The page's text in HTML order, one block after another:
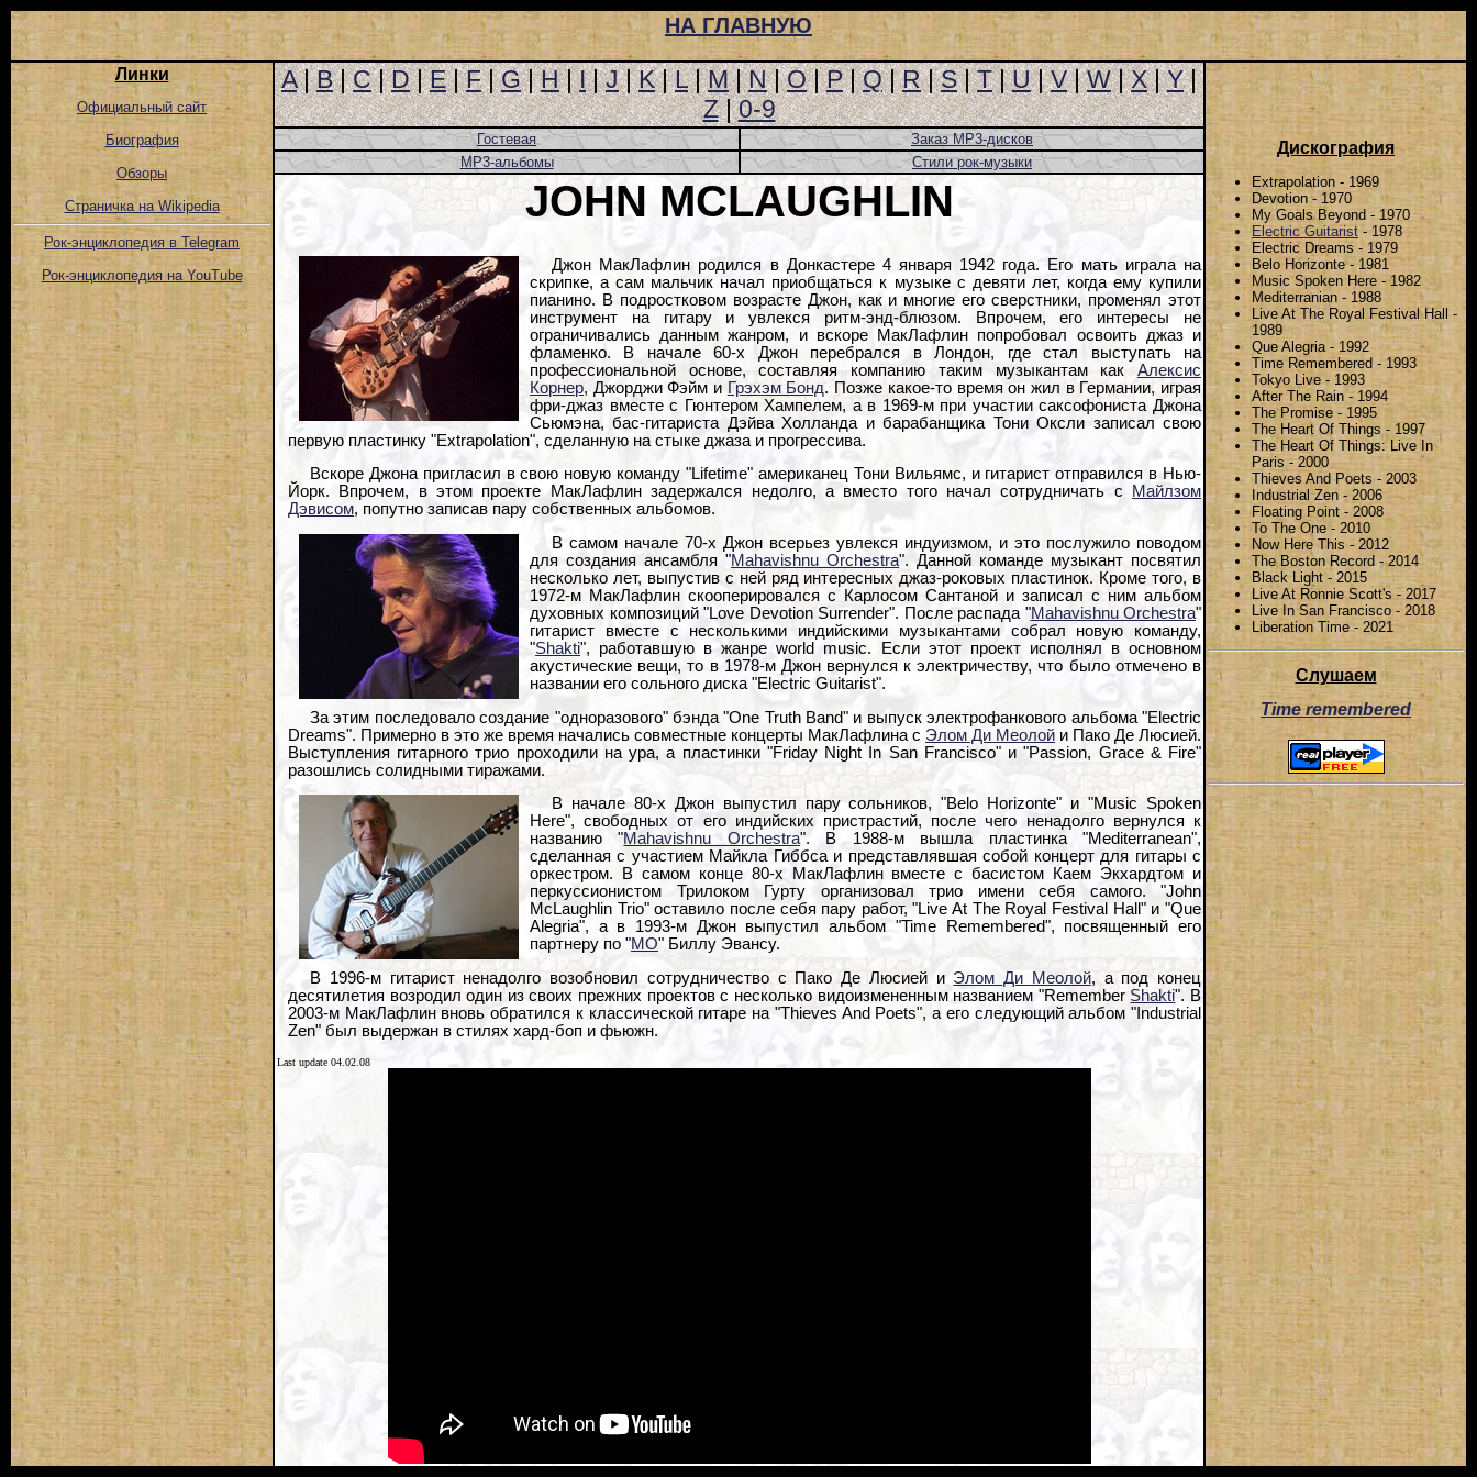
НА ГЛАВНУЮ
Линки
Официальный сайт
Биография
Обзоры
Страничка на Wikipedia
Рок-энциклопедия в Telegram
Рок-энциклопедия на YouTube
A|B|C|D|E|F|G|H|I|J|K|L|M|N|O|P|Q|R|S|T|U|V|W|X|Y|
Z|0-9
Дискография
Extrapolation - 1969
Devotion - 1970
My Goals Beyond - 1970
Electric Guitarist - 1978
Electric Dreams - 1979
Belo Horizonte - 1981
Music Spoken Here - 1982
Mediterranian - 1988
Live At The Royal Festival Hall -
1989
Que Alegria - 1992
Time Remembered - 1993
Tokyo Live - 1993
After The Rain - 1994
The Promise - 1995
The Heart Of Things - 1997
The Heart Of Things: Live In
Paris - 2000
Thieves And Poets - 2003
Industrial Zen - 2006
Floating Point - 2008
To The One - 2010
Now Here This - 2012
The Boston Record - 2014
Black Light - 2015
Live At Ronnie Scott's - 2017
Live In San Francisco - 2018
Liberation Time - 2021
Слушаем
Time remembered
Гостевая
Заказ MP3-дисков
MP3-альбомы
Стили рок-музыки
JOHN MCLAUGHLIN
Джон МакЛафлин родился в Донкастере 4 января 1942 года. Его мать играла на
скрипке, а сам мальчик начал приобщаться к музыке с девяти лет, когда ему купили
пианино. В подростковом возрасте Джон, как и многие его сверстники, променял этот
инструмент на гитару и увлекся ритм-энд-блюзом. Впрочем, его интересы не
ограничивались данным жанром, и вскоре МакЛафлин попробовал освоить джаз и
фламенко. В начале 60-х Джон перебрался в Лондон, где стал выступать на
профессиональной основе, составляя компанию таким музыкантам как Алексис
Корнер, Джорджи Фэйм и Грэхэм Бонд. Позже какое-то время он жил в Германии, играя
фри-джаз вместе с Гюнтером Хампелем, а в 1969-м при участии саксофониста Джона
Сьюмэна, бас-гитариста Дэйва Холланда и барабанщика Тони Оксли записал свою
первую пластинку "Extrapolation", сделанную на стыке джаза и прогрессива.
Вскоре Джона пригласил в свою новую команду "Lifetime" американец Тони Вильямс, и гитарист отправился в Нью-
Йорк. Впрочем, в этом проекте МакЛафлин задержался недолго, а вместо того начал сотрудничать с
Майлзом
Дэвисом, попутно записав пару собственных альбомов.
В самом начале 70-х Джон всерьез увлекся индуизмом, и это послужило поводом
для создания ансамбля "Mahavishnu Orchestra". Данной команде музыкант посвятил
несколько лет, выпустив с ней ряд интересных джаз-роковых пластинок. Кроме того, в
1972-м МакЛафлин скооперировался с Карлосом Сантаной и записал с ним альбом
духовных композиций "Love Devotion Surrender". После распада "Mahavishnu Orchestra"
гитарист вместе с несколькими индийскими музыкантами собрал новую команду,
"Shakti", работавшую в жанре world music. Если этот проект исполнял в основном
акустические вещи, то в 1978-м Джон вернулся к электричеству, что было отмечено в
названии его сольного диска "Electric Guitarist".
За этим последовало создание "одноразового" бэнда "One Truth Band" и выпуск электрофанкового альбома "Electric
Dreams". Примерно в это же время начались совместные концерты МакЛафлина с Элом Ди Меолой и Пако Де Люсией.
Выступления гитарного трио проходили на ура, а пластинки "Friday Night In San Francisco" и "Passion, Grace & Fire"
разошлись солидными тиражами.
В начале 80-х Джон выпустил пару сольников, "Belo Horizonte" и "Music Spoken
Here", свободных от его индийских пристрастий, после чего ненадолго вернулся к
названию "Mahavishnu Orchestra". В 1988-м вышла пластинка "Mediterranean",
сделанная с участием Майкла Гиббса и представлявшая собой концерт для гитары с
оркестром. В самом конце 80-х МакЛафлин вместе с басистом Каем Экхардтом и
перкуссионистом Трилоком Гурту организовал трио имени себя самого. "John
McLaughlin Trio" оставило после себя пару работ, "Live At The Royal Festival Hall" и "Que
Alegria", а в 1993-м Джон выпустил альбом "Time Remembered", посвященный его
партнеру по "MO" Биллу Эвансу.
В 1996-м гитарист ненадолго возобновил сотрудничество с Пако Де Люсией и Элом Ди Меолой, а под конец
десятилетия возродил один из своих прежних проектов с несколько видоизмененным названием "Remember Shakti". В
2003-м МакЛафлин вновь обратился к классической гитаре на "Thieves And Poets", а его следующий альбом "Industrial
Zen" был выдержан в стилях хард-боп и фьюжн.
Last update 04.02.08